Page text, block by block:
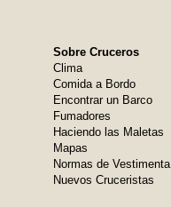
Sobre Cruceros
Clima
Comida a Bordo
Encontrar un Barco
Fumadores
Haciendo las Maletas
Mapas
Normas de Vestimenta
Nuevos Cruceristas